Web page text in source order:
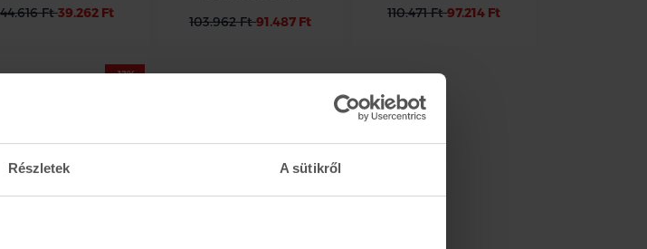
Részletek A sütikről
44.616 Ft39.262 Ft
103.962 Ft91.487 Ft
110.471 Ft97.214 Ft
-12%